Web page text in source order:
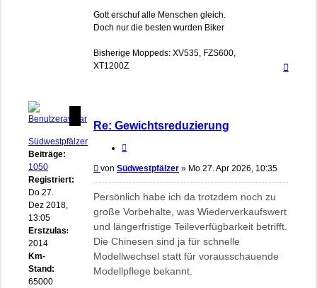
Gott erschuf alle Menschen gleich.
Doch nur die besten wurden Biker
Bisherige Moppeds: XV535, FZS600,
XT1200Z
Südwestpfälzer
Beiträge:
1050
Registriert:
Do 27.
Dez 2018,
13:05
Erstzulassung:
2014
Km-
Stand:
65000
Re: Gewichtsreduzierung
Beitrag
von Südwestpfälzer » Mo 27. Apr 2026, 10:35
Persönlich habe ich da trotzdem noch zu
große Vorbehalte, was Wiederverkaufswert
und längerfristige Teileverfügbarkeit betrifft.
Die Chinesen sind ja für schnelle
Modellwechsel statt für vorausschauende
Modellpflege bekannt.